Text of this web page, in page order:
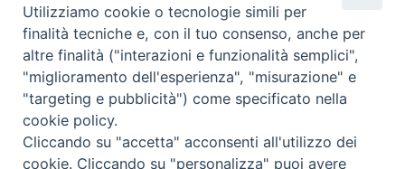
Scrivici
Copyright © 2019 - Tutti i diritti riservati - Vita
Trentina Editrice
Utilizziamo cookie o tecnologie simili per
finalità tecniche e, con il tuo consenso, anche per
altre finalità ("interazioni e funzionalità semplici",
"miglioramento dell'esperienza", "misurazione" e
"targeting e pubblicità") come specificato nella
cookie policy.
Cliccando su "accetta" acconsenti all'utilizzo dei
cookie. Cliccando su "personalizza" puoi avere